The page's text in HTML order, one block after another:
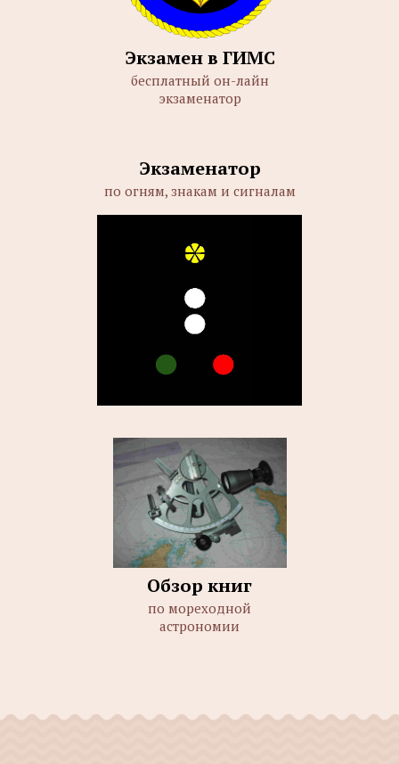
Экзамен в ГИМС
бесплатный он-лайн
экзаменатор
Экзаменатор
по огням, знакам и сигналам
Обзор книг
по мореходной
астрономии